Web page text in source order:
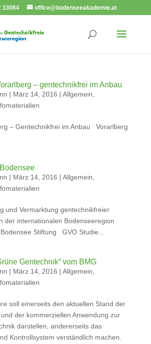
33064 office@bodenseeakademie.at
– gentechnikfrei im Anbau
| März 14, 2016 | Allgemein
– Gentechnikfrei im Anbau Vorarlberg
| März 14, 2016 | Allgemein
und Vermarktung gentechnikfreier
der internationalen Bodenseeregion
Stiftung GVO Studie...
Gentechnik“ vom BMG
| März 14, 2016 | Allgemein
soll einerseits den aktuellen Stand der
der kommerziellen Anwendung zur
darstellen, andererseits das
Kontrollsystem verständlich machen.